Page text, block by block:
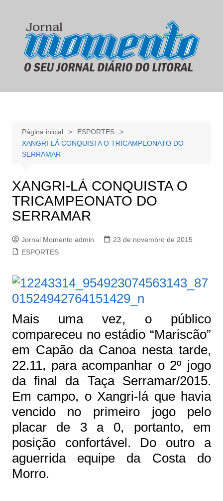
conteúdo
Página inicial
ESPORTES
XANGRI-LÁ CONQUISTA O TRICAMPEONATO DO
SERRAMAR
XANGRI-LÁ CONQUISTA O
TRICAMPEONATO DO
SERRAMAR
Jornal Momento admin
23 de novembro de 2015
ESPORTES
Mais uma vez, o público
compareceu no estádio “Mariscão”
em Capão da Canoa nesta tarde,
22.11, para acompanhar o 2º jogo
da final da Taça Serramar/2015.
Em campo, o Xangri-lá que havia
vencido no primeiro jogo pelo
placar de 3 a 0, portanto, em
posição confortável. Do outro a
aguerrida equipe da Costa do
Morro.